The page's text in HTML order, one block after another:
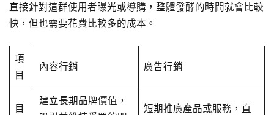
直接針對這群使用者曝光或導購，整體發酵的時間就會比較
快，但也需要花費比較多的成本。
項
目
內容行銷 廣告行銷
目
建立長期品牌價值，
短期推廣產品或服務，直